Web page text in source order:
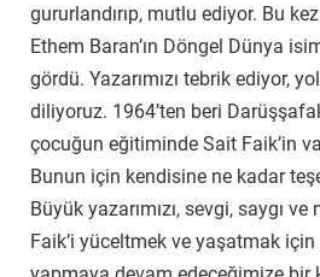
gururlandırıp, mutlu ediyor. Bu
Ethem Baran’ın Döngel Dünya
gördü. Yazarımızı tebrik ediyor,
diliyoruz. 1964’ten beri
çocuğun eğitiminde Sait Faik’in
Bunun için kendisine ne kadar
Büyük yazarımızı, sevgi, saygı
Faik’i yüceltmek ve yaşatmak